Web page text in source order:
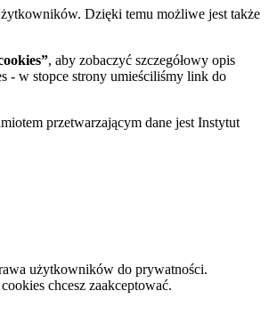
Dzięki temu możliwe jest także
, aby zobaczyć szczegółowy opis
- w stopce strony umieściliśmy link do
przetwarzającym dane jest Instytut
użytkowników do prywatności.
chcesz zaakceptować.